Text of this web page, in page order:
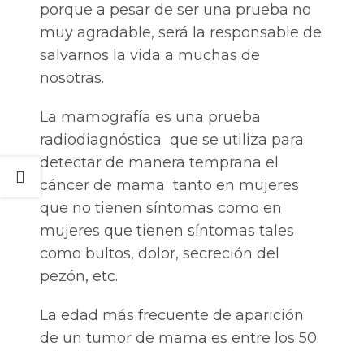
porque a pesar de ser una prueba no
muy agradable, será la responsable de
salvarnos la vida a muchas de
nosotras.
La mamografía es una prueba
radiodiagnóstica que se utiliza para
detectar de manera temprana el
cáncer de mama tanto en mujeres
que no tienen síntomas como en
mujeres que tienen síntomas tales
como bultos, dolor, secreción del
pezón, etc.
La edad más frecuente de aparición
de un tumor de mama es entre los 50